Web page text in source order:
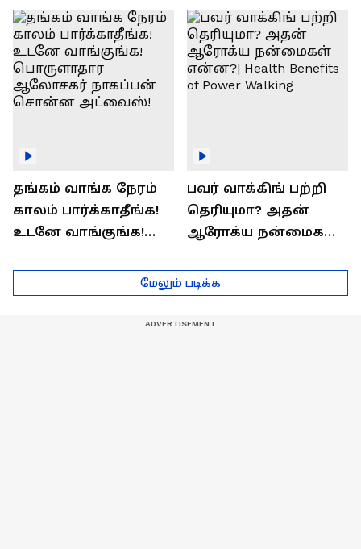
ராஜீவ் சந்தோஷம் !
Interview
தங்கம் வாங்க நேரம்
காலம் பார்க்காதீங்க!
உடனே வாங்குங்க!
ஆலோசகர் நாகப்பன்
சொன்ன அட்வைஸ்!
பவர் வாக்கிங் பற்றி
தெரியுமா? அதன்
ஆரோக்ய நன்மைகள்
of Power Walking
மேலும் படிக்க